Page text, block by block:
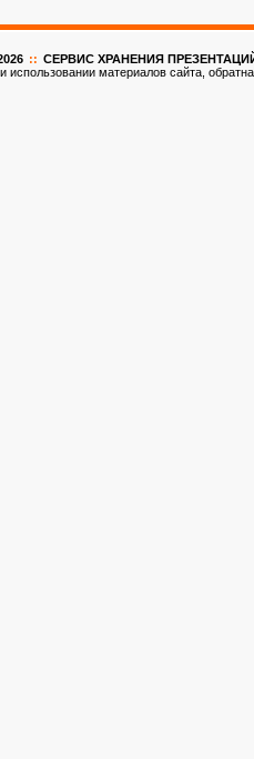
:: CЕРВИС ХРАНЕНИЯ ПРЕЗЕНТАЦИЙ
использовании материалов сайта,